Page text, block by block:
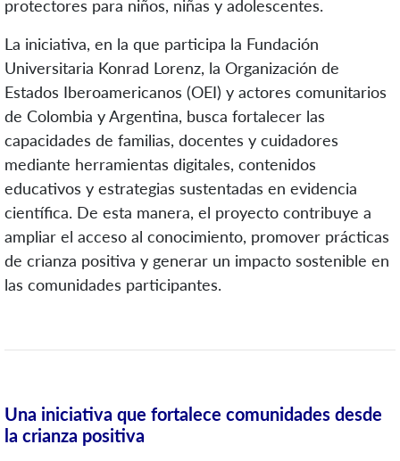
protectores para niños, niñas y adolescentes.
La iniciativa, en la que participa la Fundación
Universitaria Konrad Lorenz, la Organización de
Estados Iberoamericanos (OEI) y actores comunitarios
de Colombia y Argentina, busca fortalecer las
capacidades de familias, docentes y cuidadores
mediante herramientas digitales, contenidos
educativos y estrategias sustentadas en evidencia
científica. De esta manera, el proyecto contribuye a
ampliar el acceso al conocimiento, promover prácticas
de crianza positiva y generar un impacto sostenible en
las comunidades participantes.
Una iniciativa que fortalece comunidades desde
la crianza positiva